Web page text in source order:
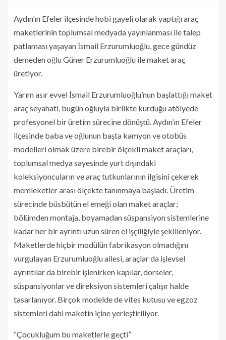
Aydın’ın Efeler ilçesinde hobi gayeli olarak yaptığı araç
maketlerinin toplumsal medyada yayınlanması ile talep
patlaması yaşayan İsmail Erzurumluoğlu, gece gündüz
demeden oğlu Güner Erzurumluoğlu ile maket araç
üretiyor.
Yarım asır evvel İsmail Erzurumluoğlu’nun başlattığı maket
araç seyahati, bugün oğluyla birlikte kurduğu atölyede
profesyonel bir üretim sürecine dönüştü. Aydın’ın Efeler
ilçesinde baba ve oğlunun başta kamyon ve otobüs
modelleri olmak üzere birebir ölçekli maket araçları,
toplumsal medya sayesinde yurt dışındaki
koleksiyoncuların ve araç tutkunlarının ilgisini çekerek
memleketler arası ölçekte tanınmaya başladı. Üretim
sürecinde büsbütün el emeği olan maket araçlar;
bölümden montaja, boyamadan süspansiyon sistemlerine
kadar her bir ayrıntı uzun süren el işçiliğiyle şekilleniyor.
Maketlerde hiçbir modülün fabrikasyon olmadığını
vurgulayan Erzurumluoğlu ailesi, araçlar da işlevsel
ayrıntılar da birebir işlenirken kapılar, dorseler,
süspansiyonlar ve direksiyon sistemleri çalışır halde
tasarlanıyor. Birçok modelde de vites kutusu ve egzoz
sistemleri dahi maketin içine yerleştiriliyor.
“Çocukluğum bu maketlerle geçti”